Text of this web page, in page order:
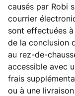
causés par Robi
courrier
sont effectuées
de la conclusion
au rez-de-
accessible avec
frais
ou à une